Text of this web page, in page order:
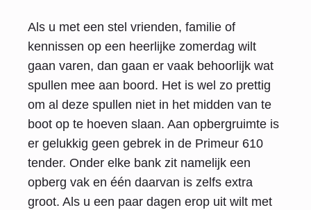
Als u met een stel vrienden, familie of
kennissen op een heerlijke zomerdag wilt
gaan varen, dan gaan er vaak behoorlijk wat
spullen mee aan boord. Het is wel zo prettig
om al deze spullen niet in het midden van te
boot op te hoeven slaan. Aan opbergruimte is
er gelukkig geen gebrek in de Primeur 610
tender. Onder elke bank zit namelijk een
opberg vak en één daarvan is zelfs extra
groot. Als u een paar dagen erop uit wilt met